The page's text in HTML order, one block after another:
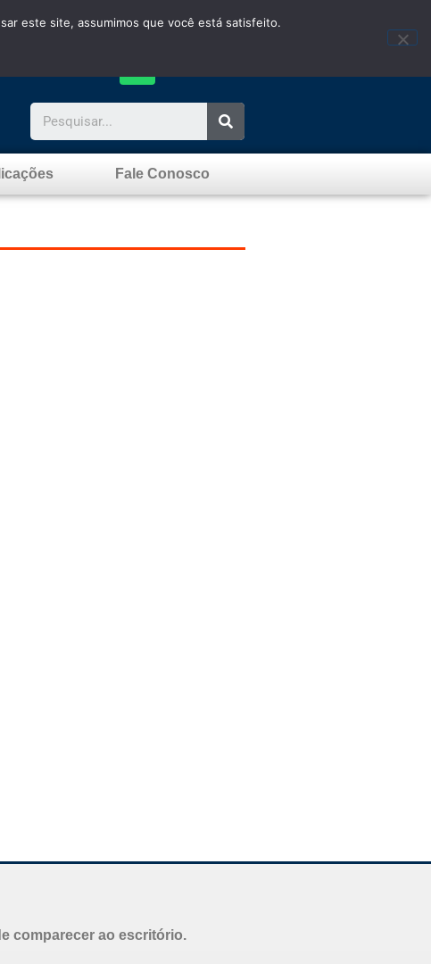
Fale Conosco
comparecer ao escritório.
este site, assumimos que você está satisfeito.